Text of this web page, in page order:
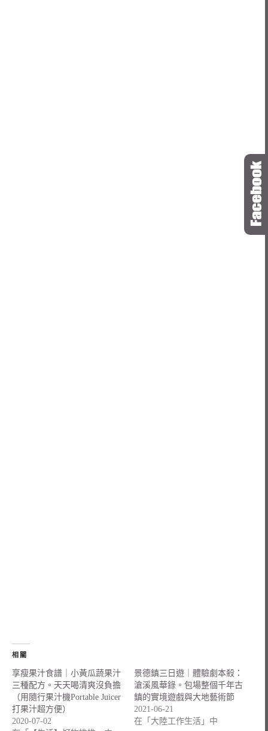
相關
享瘦果汁食譜｜小黃瓜蔬果汁
三種配方。天天喝清爽沒負擔
（用隨行果汁機Portable Juicer
打果汁超方便）
2020-07-02
景德鎮三日遊｜體驗劇本殺：
滄溪風華錄。包場整個千年古
鎮的實境遊戲與大地藝術節
2021-06-21
在「大陸工作生活」中